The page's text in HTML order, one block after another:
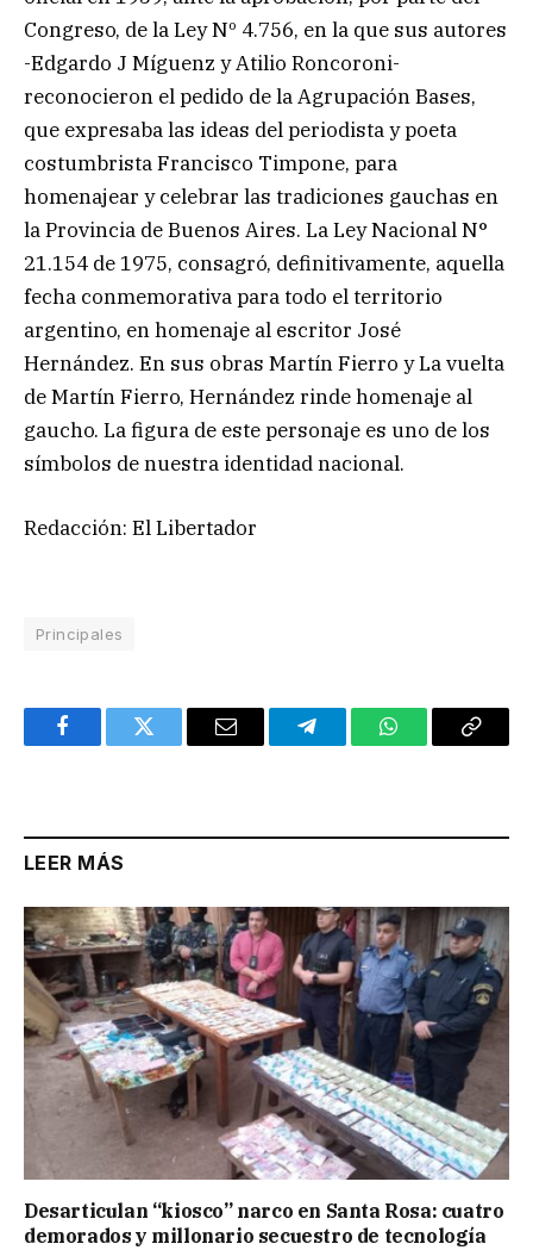
Congreso, de la Ley Nº 4.756, en la que sus autores
-Edgardo J Míguenz y Atilio Roncoroni-
reconocieron el pedido de la Agrupación Bases,
que expresaba las ideas del periodista y poeta
costumbrista Francisco Timpone, para
homenajear y celebrar las tradiciones gauchas en
la Provincia de Buenos Aires. La Ley Nacional N°
21.154 de 1975, consagró, definitivamente, aquella
fecha conmemorativa para todo el territorio
argentino, en homenaje al escritor José
Hernández. En sus obras Martín Fierro y La vuelta
de Martín Fierro, Hernández rinde homenaje al
gaucho. La figura de este personaje es uno de los
símbolos de nuestra identidad nacional.
Redacción: El Libertador
Principales
FacebookTwitter Email TelegramWhatsAppCopy
LEER MÁS
Desarticulan “kiosco” narco en Santa Rosa: cuatro
demorados y millonario secuestro de tecnología